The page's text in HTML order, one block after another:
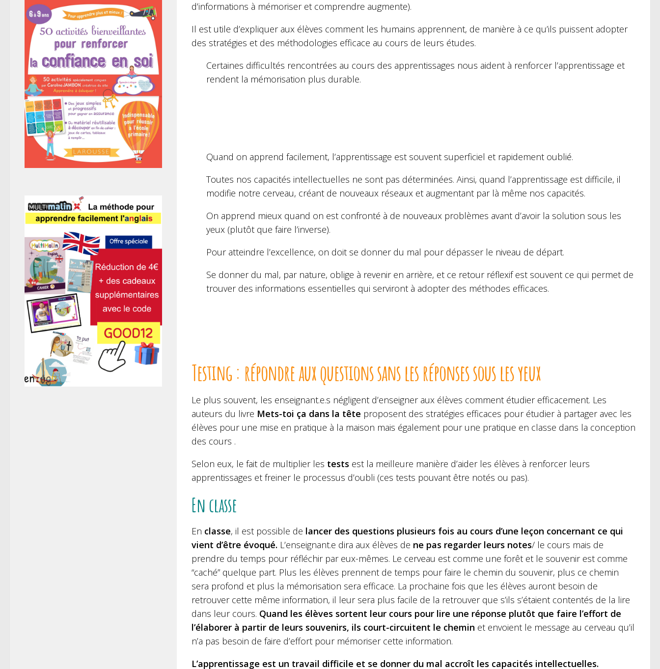
d’informations à mémoriser et comprendre augmente).
Il est utile d’expliquer aux élèves comment les humains apprennent, de manière à ce qu’ils puissent adopter
des stratégies et des méthodologies efficace au cours de leurs études.
Certaines difficultés rencontrées au cours des apprentissages nous aident à renforcer l’apprentissage et
rendent la mémorisation plus durable.
Quand on apprend facilement, l’apprentissage est souvent superficiel et rapidement oublié.
Toutes nos capacités intellectuelles ne sont pas déterminées. Ainsi, quand l’apprentissage est difficile, il
modifie notre cerveau, créant de nouveaux réseaux et augmentant par là même nos capacités.
On apprend mieux quand on est confronté à de nouveaux problèmes avant d’avoir la solution sous les
yeux (plutôt que faire l’inverse).
Pour atteindre l’excellence, on doit se donner du mal pour dépasser le niveau de départ.
Se donner du mal, par nature, oblige à revenir en arrière, et ce retour réflexif est souvent ce qui permet de
trouver des informations essentielles qui serviront à adopter des méthodes efficaces.
Testing : répondre aux questions sans les réponses sous les yeux
Le plus souvent, les enseignant.e.s négligent d’enseigner aux élèves comment étudier efficacement. Les
auteurs du livre Mets-toi ça dans la tête proposent des stratégies efficaces pour étudier à partager avec les
élèves pour une mise en pratique à la maison mais également pour une pratique en classe dans la conception
des cours .
Selon eux, le fait de multiplier les tests est la meilleure manière d’aider les élèves à renforcer leurs
apprentissages et freiner le processus d’oubli (ces tests pouvant être notés ou pas).
En classe
En classe, il est possible de lancer des questions plusieurs fois au cours d’une leçon concernant ce qui
vient d’être évoqué. L’enseignant.e dira aux élèves de ne pas regarder leurs notes/ le cours mais de
prendre du temps pour réfléchir par eux-mêmes. Le cerveau est comme une forêt et le souvenir est comme
“caché” quelque part. Plus les élèves prennent de temps pour faire le chemin du souvenir, plus ce chemin
sera profond et plus la mémorisation sera efficace. La prochaine fois que les élèves auront besoin de
retrouver cette même information, il leur sera plus facile de la retrouver que s’ils s’étaient contentés de la lire
dans leur cours. Quand les élèves sortent leur cours pour lire une réponse plutôt que faire l’effort de
l’élaborer à partir de leurs souvenirs, ils court-circuitent le chemin et envoient le message au cerveau qu’il
n’a pas besoin de faire d’effort pour mémoriser cette information.
L’apprentissage est un travail difficile et se donner du mal accroît les capacités intellectuelles.